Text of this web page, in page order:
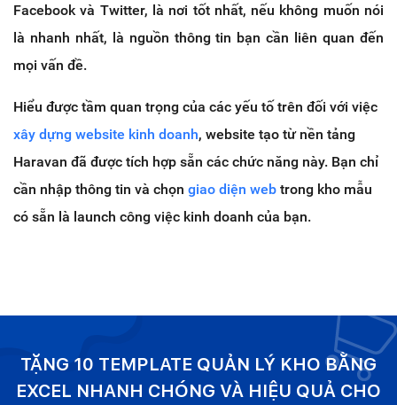
Facebook và Twitter, là nơi tốt nhất, nếu không muốn nói
là nhanh nhất, là nguồn thông tin bạn cần liên quan đến
mọi vấn đề.
Hiểu được tầm quan trọng của các yếu tố trên đối với việc
xây dựng website kinh doanh, website tạo từ nền tảng
Haravan đã được tích hợp sẵn các chức năng này. Bạn chỉ
cần nhập thông tin và chọn giao diện web trong kho mẫu
có sẵn là launch công việc kinh doanh của bạn.
TẶNG 10 TEMPLATE QUẢN LÝ KHO BẰNG
EXCEL NHANH CHÓNG VÀ HIỆU QUẢ CHO